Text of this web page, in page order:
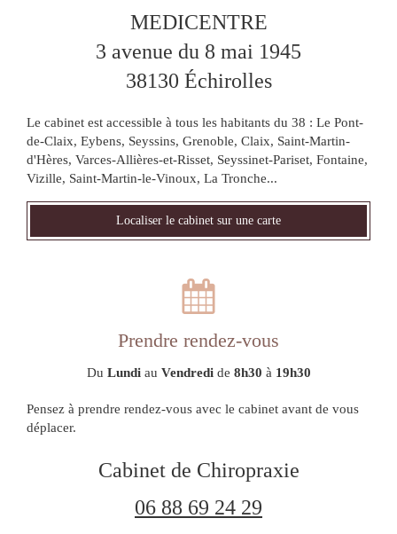
MEDICENTRE
3 avenue du 8 mai 1945
38130 Échirolles
Le cabinet est accessible à tous les habitants du 38 : Le Pont-
de-Claix, Eybens, Seyssins, Grenoble, Claix, Saint-Martin-
d'Hères, Varces-Allières-et-Risset, Seyssinet-Pariset, Fontaine,
Vizille, Saint-Martin-le-Vinoux, La Tronche...
Localiser le cabinet sur une carte
Prendre rendez-vous
Du Lundiau Vendredide 8h30 à 19h30
Pensez à prendre rendez-vous avec le cabinet avant de vous
déplacer.
Cabinet de Chiropraxie
06 88 69 24 29